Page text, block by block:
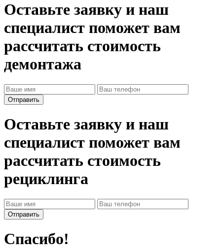
Оставьте заявку и наш
специалист поможет вам
рассчитать стоимость
демонтажа
Оставьте заявку и наш
специалист поможет вам
рассчитать стоимость
рециклинга
Спасибо!